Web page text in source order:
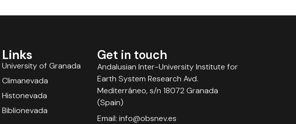
Links
University of Granada
Climanevada
Histonevada
Biblionevada
Get in touch
Andalusian Inter-University Institute for
Earth System Research Avd.
Mediterráneo, s/n 18072 Granada
(Spain)
Email: info@obsnev.es